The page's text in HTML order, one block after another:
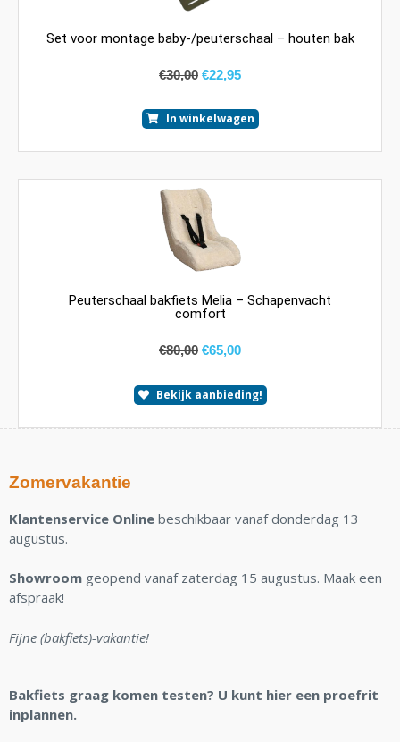
Set voor montage baby-/peuterschaal – houten bak
€30,00 €22,95
In winkelwagen
Peuterschaal bakfiets Melia – Schapenvacht
comfort
€80,00 €65,00
Bekijk aanbieding!
Zomervakantie
Klantenservice Online beschikbaar vanaf donderdag 13
augustus.
Showroom geopend vanaf zaterdag 15 augustus. Maak een
afspraak!
Fijne (bakfiets)-vakantie!
Bakfiets graag komen testen? U kunt hier een proefrit
inplannen.